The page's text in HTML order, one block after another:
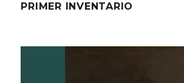
PRIMER INVENTARIO